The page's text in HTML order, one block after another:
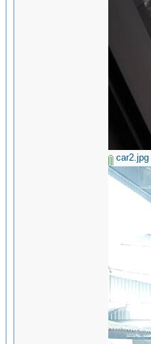
car2.jpg